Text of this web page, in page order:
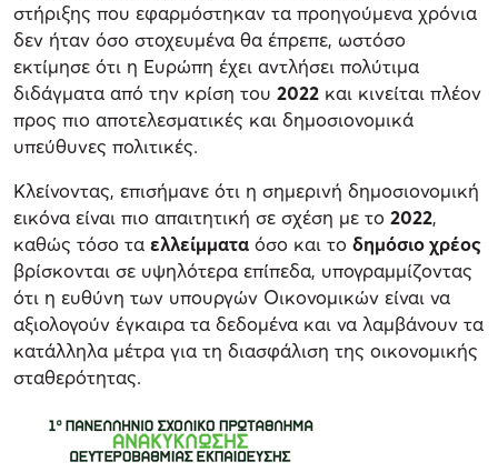
στήριξης που εφαρμόστηκαν τα προηγούμενα χρόνια
δεν ήταν όσο στοχευμένα θα έπρεπε, ωστόσο
εκτίμησε ότι η Ευρώπη έχει αντλήσει πολύτιμα
διδάγματα από την κρίση του 2022 και κινείται πλέον
προς πιο αποτελεσματικές και δημοσιονομικά
υπεύθυνες πολιτικές.
Κλείνοντας, επισήμανε ότι η σημερινή δημοσιονομική
εικόνα είναι πιο απαιτητική σε σχέση με το 2022,
καθώς τόσο τα ελλείμματα όσο και το δημόσιο χρέος
βρίσκονται σε υψηλότερα επίπεδα, υπογραμμίζοντας
ότι η ευθύνη των υπουργών Οικονομικών είναι να
αξιολογούν έγκαιρα τα δεδομένα και να λαμβάνουν τα
κατάλληλα μέτρα για τη διασφάλιση της οικονομικής
σταθερότητας.